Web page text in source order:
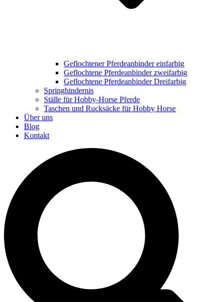
Geflochtener Pferdeanbinder einfarbig
Geflochtene Pferdeanbinder zweifarbig
Geflochtene Pferdeanbinder Dreifarbig
Springhindernis
Ställe für Hobby-Horse Pferde
Taschen und Rucksäcke für Hobby Horse
Über uns
Blog
Kontakt